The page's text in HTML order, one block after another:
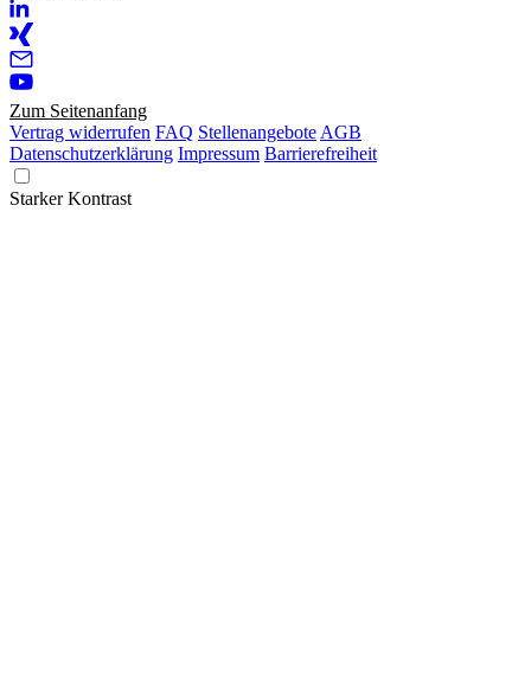
Zum Seitenanfang
Vertrag widerrufen FAQ StellenangeboteAGB
Datenschutzerklärung Impressum Barrierefreiheit
Starker Kontrast